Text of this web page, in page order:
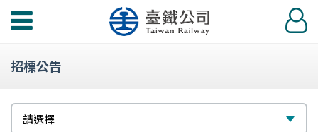
功
選
登
入
招標公告
請選擇